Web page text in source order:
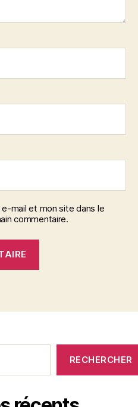
mail et mon site dans le
commentaire.
RECHERCHER